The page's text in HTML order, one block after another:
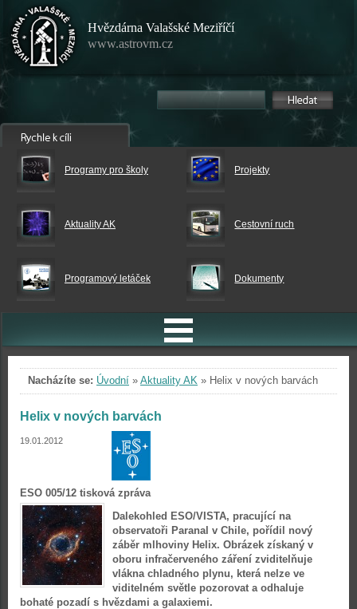
Hvězdárna Valašské Meziříčí
www.astrovm.cz
Programy pro školy Projekty
Aktuality AK Cestovní ruch
Programový letáček Dokumenty
Nacházíte se: Úvodní » Aktuality AK » Helix v nových barvách
Helix v nových barvách
19.01.2012
ESO 005/12 tisková zpráva
Dalekohled ESO/VISTA, pracující na
observatoři Paranal v Chile, pořídil nový
záběr mlhoviny Helix. Obrázek získaný v
oboru infračerveného záření zviditelňuje
vlákna chladného plynu, která nelze ve
viditelném světle pozorovat a odhaluje
bohaté pozadí s hvězdami a galaxiemi.